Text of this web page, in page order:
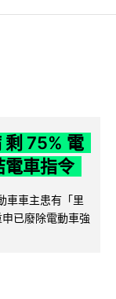
剩 75% 電
電車指令
車車主患有「里
已廢除電動車強